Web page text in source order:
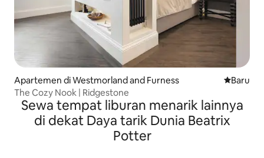
Apartemen di Westmorland and Furness Tempat
Baru
The Cozy Nook | Ridgestone
Sewa tempat liburan menarik lainnya
di dekat Daya tarik Dunia Beatrix
Potter